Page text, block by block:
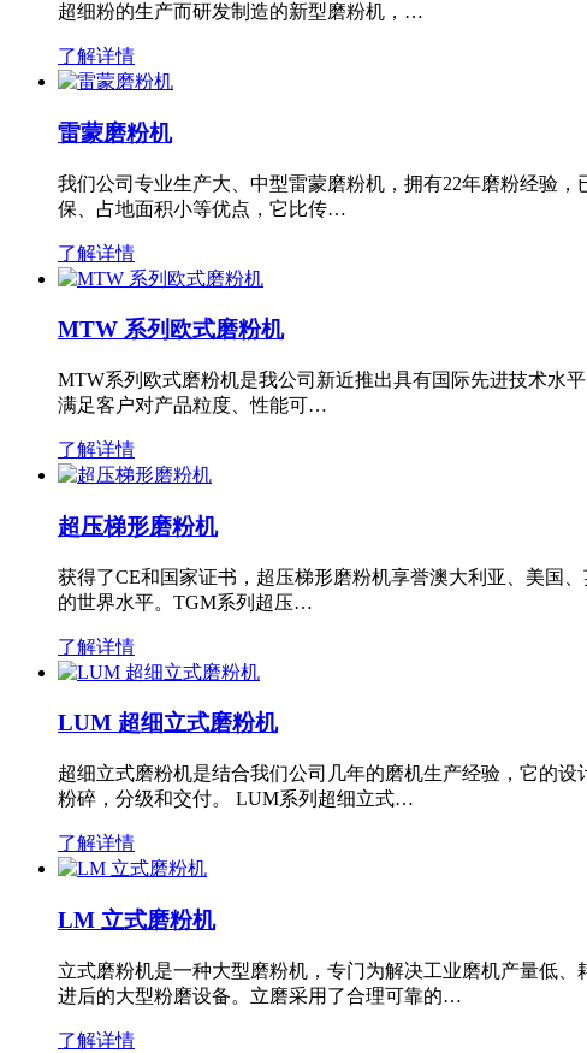
超细粉的生产而研发制造的新型磨粉机，…
了解详情
雷蒙磨粉机
我们公司专业生产大、中型雷蒙磨粉机，拥有22年磨粉经验
保、占地面积小等优点，它比传…
了解详情
MTW 系列欧式磨粉机
MTW系列欧式磨粉机是我公司新近推出具有国际先进技术水
满足客户对产品粒度、性能可…
了解详情
超压梯形磨粉机
获得了CE和国家证书，超压梯形磨粉机享誉澳大利亚、美国
的世界水平。TGM系列超压…
了解详情
LUM 超细立式磨粉机
超细立式磨粉机是结合我们公司几年的磨机生产经验，它的
粉碎，分级和交付。 LUM系列超细立式…
了解详情
LM 立式磨粉机
立式磨粉机是一种大型磨粉机，专门为解决工业磨机产量低
进后的大型粉磨设备。立磨采用了合理可靠的…
了解详情